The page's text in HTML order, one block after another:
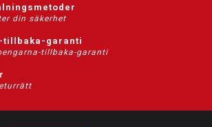
din säkerhet
tillbaka-garanti
tillbaka-garanti